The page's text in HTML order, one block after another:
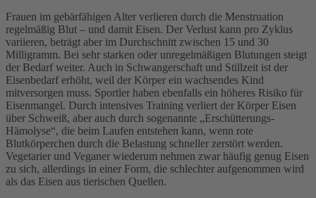
Frauen im gebärfähigen Alter verlieren durch die Menstruation
regelmäßig Blut – und damit Eisen. Der Verlust kann pro Zyklus
variieren, beträgt aber im Durchschnitt zwischen 15 und 30
Milligramm. Bei sehr starken oder unregelmäßigen Blutungen steigt
der Bedarf weiter. Auch in Schwangerschaft und Stillzeit ist der
Eisenbedarf erhöht, weil der Körper ein wachsendes Kind
mitversorgen muss. Sportler haben ebenfalls ein höheres Risiko für
Eisenmangel. Durch intensives Training verliert der Körper Eisen
über Schweiß, aber auch durch sogenannte „Erschütterungs-
Hämolyse“, die beim Laufen entstehen kann, wenn rote
Blutkörperchen durch die Belastung schneller zerstört werden.
Vegetarier und Veganer wiederum nehmen zwar häufig genug Eisen
zu sich, allerdings in einer Form, die schlechter aufgenommen wird
als das Eisen aus tierischen Quellen.